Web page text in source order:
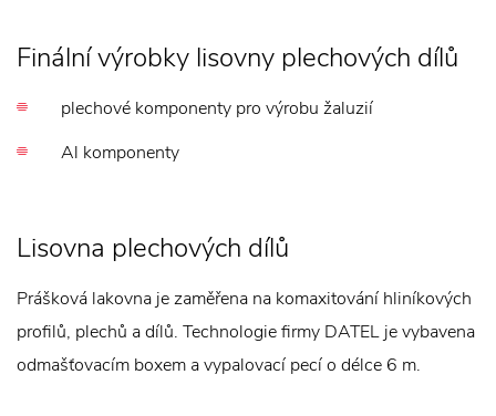
Finální výrobky lisovny plechových dílů
plechové komponenty pro výrobu žaluzií
Al komponenty
Lisovna plechových dílů
Prášková lakovna je zaměřena na komaxitování hliníkových
profilů, plechů a dílů. Technologie firmy DATEL je vybavena
odmašťovacím boxem a vypalovací pecí o délce 6 m.